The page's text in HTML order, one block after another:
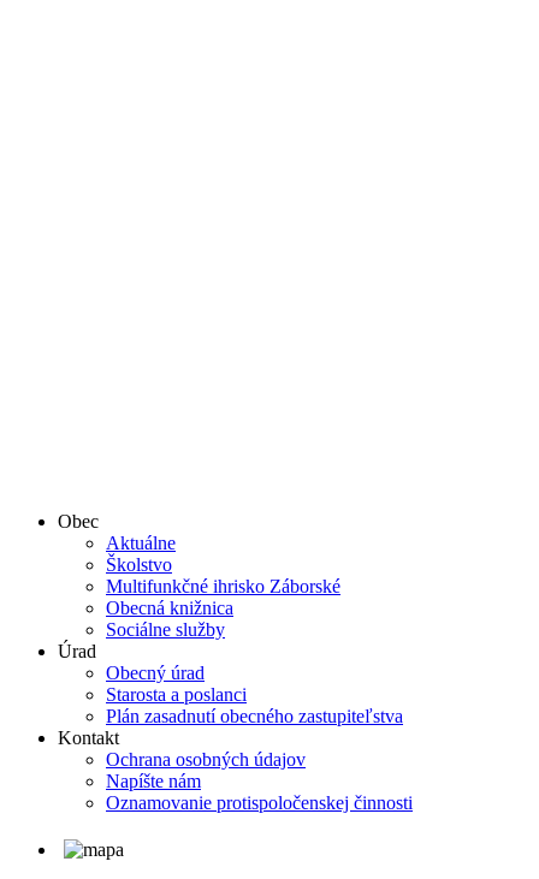
Obec
Aktuálne
Školstvo
Multifunkčné ihrisko Záborské
Obecná knižnica
Sociálne služby
Úrad
Obecný úrad
Starosta a poslanci
Plán zasadnutí obecného zastupiteľstva
Kontakt
Ochrana osobných údajov
Napíšte nám
Oznamovanie protispoločenskej činnosti